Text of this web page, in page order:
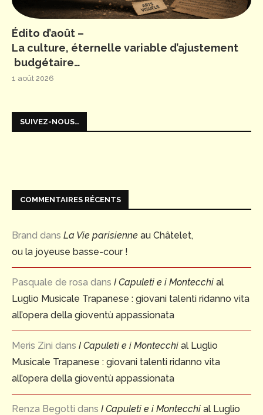
Édito d’août –
La culture, éternelle variable d’ajustement
budgétaire…
1 août 2026
SUIVEZ-NOUS…
COMMENTAIRES RÉCENTS
Brand dans La Vie parisienne au Châtelet,
ou la joyeuse basse-cour !
Pasquale de rosa dans I Capuleti e i Montecchi al
Luglio Musicale Trapanese : giovani talenti ridanno vita
all’opera della gioventù appassionata
Meris Zini dans I Capuleti e i Montecchi al Luglio
Musicale Trapanese : giovani talenti ridanno vita
all’opera della gioventù appassionata
Renza Begotti dans I Capuleti e i Montecchi al Luglio